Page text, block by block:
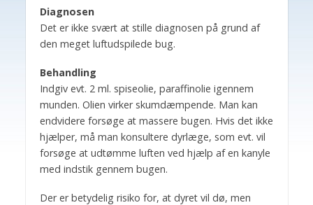
Diagnosen
Det er ikke svært at stille diagnosen på grund af
den meget luftudspilede bug.
Behandling
Indgiv evt. 2 ml. spiseolie, paraffinolie igennem
munden. Olien virker skumdæmpende. Man kan
endvidere forsøge at massere bugen. Hvis det ikke
hjælper, må man konsultere dyrlæge, som evt. vil
forsøge at udtømme luften ved hjælp af en kanyle
med indstik gennem bugen.
Der er betydelig risiko for, at dyret vil dø, men